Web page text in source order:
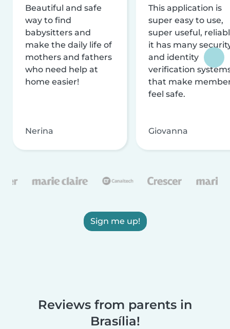
Beautiful and safe
way to find
babysitters and
make the daily life of
mothers and fathers
who need help at
home easier!
Nerina
This application is
super easy to use,
super useful,
it has many
and identity
verification
that make
feel safe.
Giovanna
Sign me up!
Reviews from parents in
Brasília!